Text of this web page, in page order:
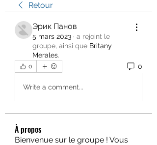
Retour
Эрик Панов
5 mars 2023 · a rejoint le
groupe, ainsi que Britany
Merales.
0 0
Write a comment...
À propos
Bienvenue sur le groupe ! Vous